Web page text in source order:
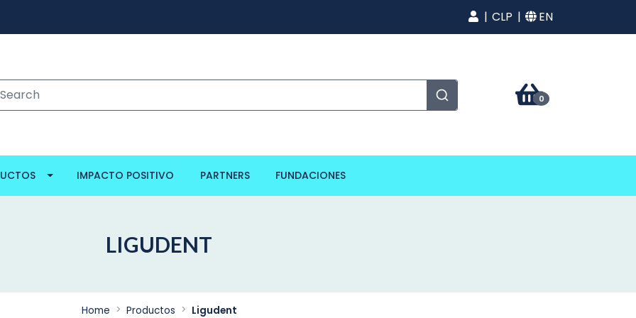
CLP EN
0
IMPACTO POSITIVO PARTNERS FUNDACIONES
LIGUDENT
Home Productos Ligudent